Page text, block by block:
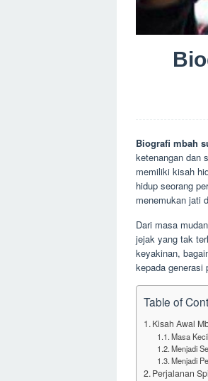
Biografi mbah
ketenangan dan
memiliki kisah
hidup seorang
menemukan jati
Dari masa
jejak yang tak
keyakinan,
kepada generasi
Table of
Kisah Awal
Masa
Menjadi
Menjadi
Perjalanan